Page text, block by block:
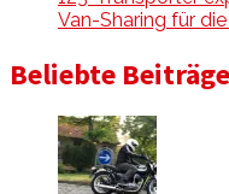
Van-Sharing für
Beliebte Beiträge